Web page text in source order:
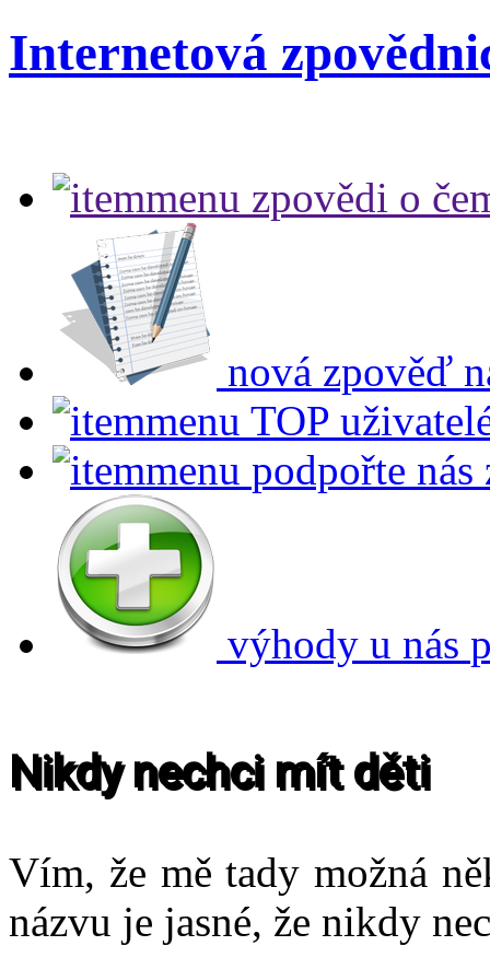
Internetová
zpovědi o
nová zpověď
TOP
podpořte nás
výhody u nás
Nikdy nechci mít děti
Vím, že mě tady možná
názvu je jasné, že nikdy